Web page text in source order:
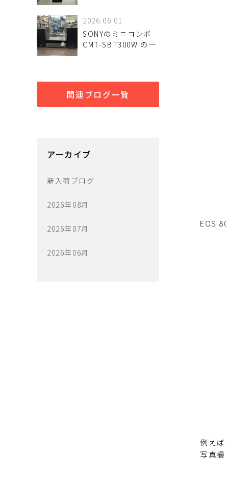
2026.06.01
SONYのミニコンポ
CMT-SBT300W のご
関連ブログ一覧
アーカイブ
新入荷ブログ
2026年08月
2026年07月
2026年06月
EOS
例え
写真